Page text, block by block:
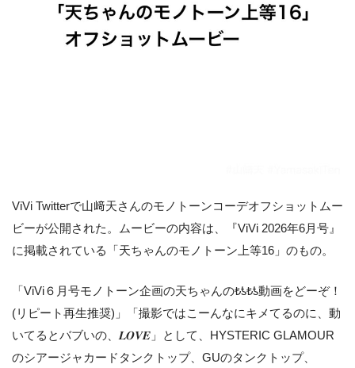
ViVi Twitterで山﨑天さんのモノトーンコーデオフショットムー
ビーが公開された。ムービーの内容は、『ViVi 2026年6月号』
に掲載されている「天ちゃんのモノトーン上等16」のもの。
「ViVi６月号モノトーン企画の天ちゃんの₺ƾ₺ƾ動画をどーぞ！
(リピート再生推奨)」「撮影ではこーんなにキメてるのに、動
いてるとバブいの、𝑳𝑶𝑽𝑬」として、HYSTERIC GLAMOUR
のシアージャカードタンクトップ、GUのタンクトップ、